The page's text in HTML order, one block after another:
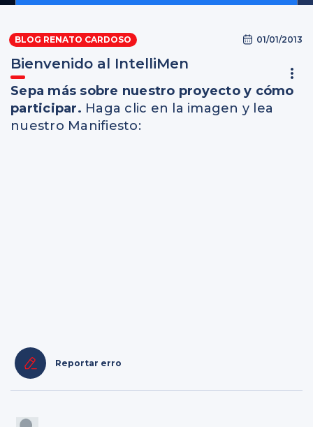
Inscreva-se
BLOG RENATO CARDOSO
01/01/2013
Bienvenido al IntelliMen
Sepa más sobre nuestro proyecto y cómo
participar. Haga clic en la imagen y lea
nuestro Manifiesto:
Reportar erro